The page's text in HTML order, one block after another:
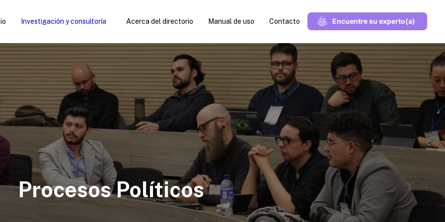
Investigación y consultoría Acerca del directorio Manual de uso Contacto Encuentre su experto(a)
Procesos Políticos